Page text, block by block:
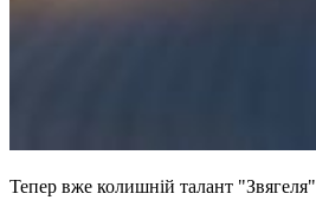
Тепер вже колишній талант "Звягеля"